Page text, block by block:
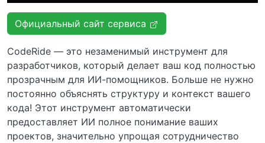
Официальный сайт сервиса
CodeRide — это незаменимый инструмент для
разработчиков, который делает ваш код полностью
прозрачным для ИИ-помощников. Больше не нужно
постоянно объяснять структуру и контекст вашего
кода! Этот инструмент автоматически
предоставляет ИИ полное понимание ваших
проектов, значительно упрощая сотрудничество